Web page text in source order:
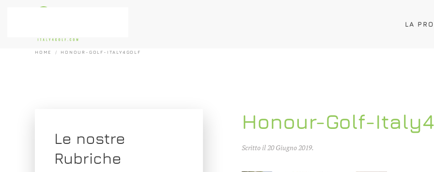
LA
HOME HONOUR-GOLF-ITALY4GOLF
Honour-Golf-
Scritto il20 Giugno 2019.
Le nostre
Rubriche